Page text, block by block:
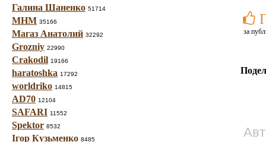
Галина Шаненко 51714
МНМ 35166
Магаз Анатолий 32292
Grozniy 22990
Crakodil 19166
haratoshka 17292
worldriko 14815
AD70 12104
SAFARI 11552
Spektor 8532
Ігор Кузьменко 8485
за